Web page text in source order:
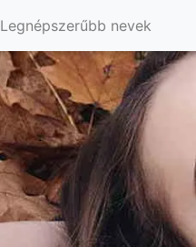
Legnépszerűbb nevek